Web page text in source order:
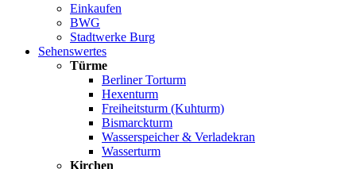
Einkaufen
BWG
Stadtwerke Burg
Sehenswertes
Türme
Berliner Torturm
Hexenturm
Freiheitsturm (Kuhturm)
Bismarckturm
Wasserspeicher & Verladekran
Wasserturm
Kirchen